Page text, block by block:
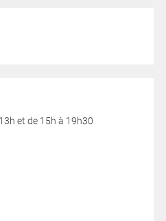
et de 15h à 19h30